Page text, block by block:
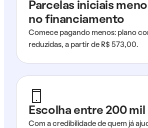
Parcelas iniciais
no financiamento
Comece pagando menos: plano
reduzidas, a partir de R$ 573,00.
Escolha entre 200
Com a credibilidade de quem já